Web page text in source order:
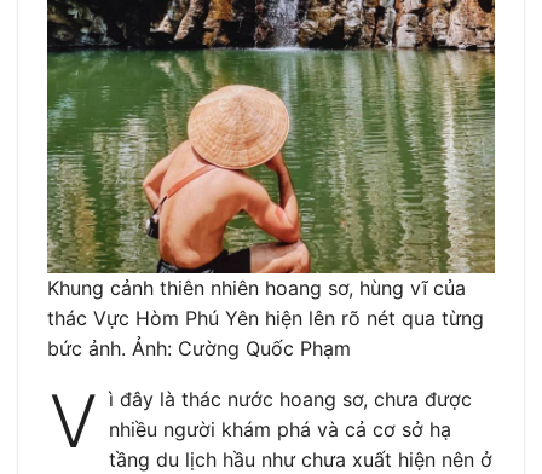
Khung cảnh thiên nhiên hoang sơ, hùng vĩ của
thác Vực Hòm Phú Yên hiện lên rõ nét qua từng
bức ảnh. Ảnh: Cường Quốc Phạm
V ì đây là thác nước hoang sơ, chưa được
nhiều người khám phá và cả cơ sở hạ
tầng du lịch hầu như chưa xuất hiện nên ở